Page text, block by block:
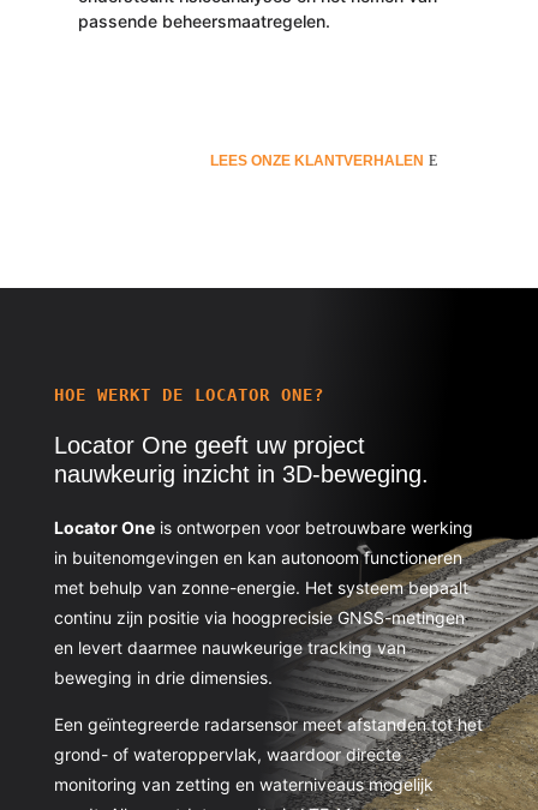
passende beheersmaatregelen.
LEES ONZE KLANTVERHALEN
HOE WERKT DE LOCATOR ONE?
Locator One geeft uw project
nauwkeurig inzicht in 3D-beweging.
Locator Oneis ontworpen voor betrouwbare werking
in buitenomgevingen en kan autonoom functioneren
met behulp van zonne-energie. Het systeem bepaalt
continu zijn positie via hoogprecisie GNSS-metingen
en levert daarmee nauwkeurige tracking van
beweging in drie dimensies.
Een geïntegreerde radarsensor meet afstanden tot het
grond- of wateroppervlak, waardoor directe
monitoring van zetting en waterniveaus mogelijk